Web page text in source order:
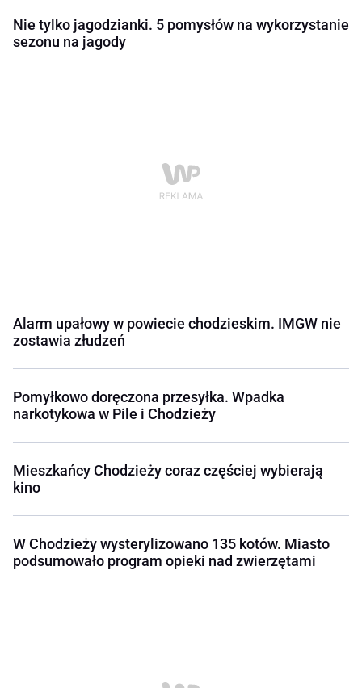
Nie tylko jagodzianki. 5 pomysłów na wykorzystanie
sezonu na jagody
Alarm upałowy w powiecie chodzieskim. IMGW nie
zostawia złudzeń
Pomyłkowo doręczona przesyłka. Wpadka
narkotykowa w Pile i Chodzieży
Mieszkańcy Chodzieży coraz częściej wybierają
kino
W Chodzieży wysterylizowano 135 kotów. Miasto
podsumowało program opieki nad zwierzętami